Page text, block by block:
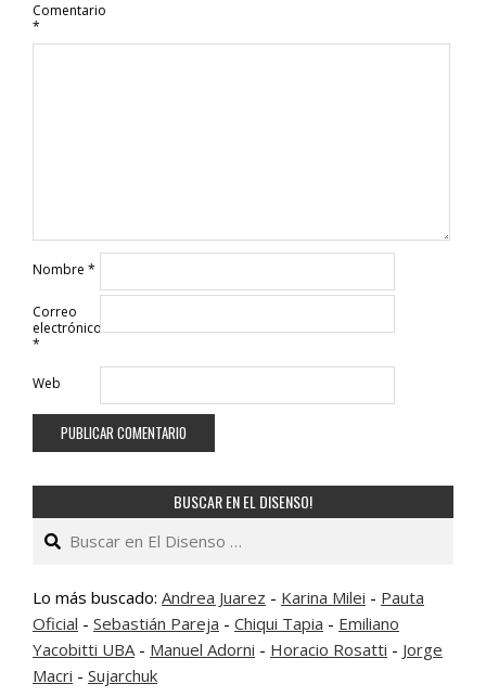
Comentario
*
Nombre *
Correo
electrónico
*
Web
BUSCAR EN EL DISENSO!
Buscar
Lo más buscado: Andrea Juarez - Karina Milei - Pauta
Oficial - Sebastián Pareja - Chiqui Tapia - Emiliano
Yacobitti UBA- Manuel Adorni - Horacio Rosatti - Jorge
Macri - Sujarchuk